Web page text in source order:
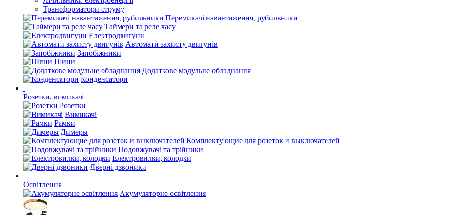
Трансформатори струму
Перемикачі навантаження, рубильники
Таймери та реле часу
Електродвигуни
Автомати захисту двигунів
Запобіжники
Шини
Додаткове модульне обладнання
Конденсатори
Розетки, вимикачі
Розетки
Вимикачі
Рамки
Димеры
Комплектующие для розеток и выключателей
Подовжувачі та трійники
Електровилки, колодки
Дверні дзвоники
Освітлення
Акумуляторне освітлення